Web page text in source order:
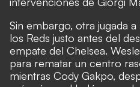
Sin embargo, otra jugada
los Reds justo antes del
empate del Chelsea.
para rematar un centro
mientras Cody Gakpo,